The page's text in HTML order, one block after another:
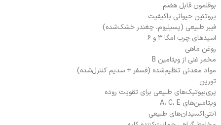
بوقلمون قابل هضم
پروتئین حیوانی باکیفیت
فیبر طبیعی (پسیلیوم، چغندر خشک‌شده)
اسیدهای چرب امگا ۳ و ۶
روغن ماهی
مخمر غنی از ویتامین B
مواد معدنی تنظیم‌شده (فسفر + سدیم کنترل‌شده)
تورین
پری‌بیوتیک‌های طبیعی برای تقویت روده
ویتامین‌های A، C، E
آنتی‌اکسیدان‌های طبیعی